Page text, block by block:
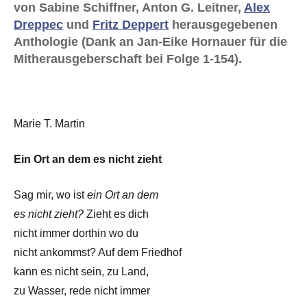
von Sabine Schiffner, Anton G. Leitner, Alex
Dreppec und Fritz Deppert herausgegebenen
Anthologie (Dank an Jan-Eike Hornauer für die
Mitherausgeberschaft bei Folge 1-154).
Marie T. Martin
Ein Ort an dem es nicht zieht
Sag mir, wo istein Ort an dem
es nicht zieht? Zieht es dich
nicht immer dorthin wo du
nicht ankommst? Auf dem Friedhof
kann es nicht sein, zu Land,
zu Wasser, rede nicht immer